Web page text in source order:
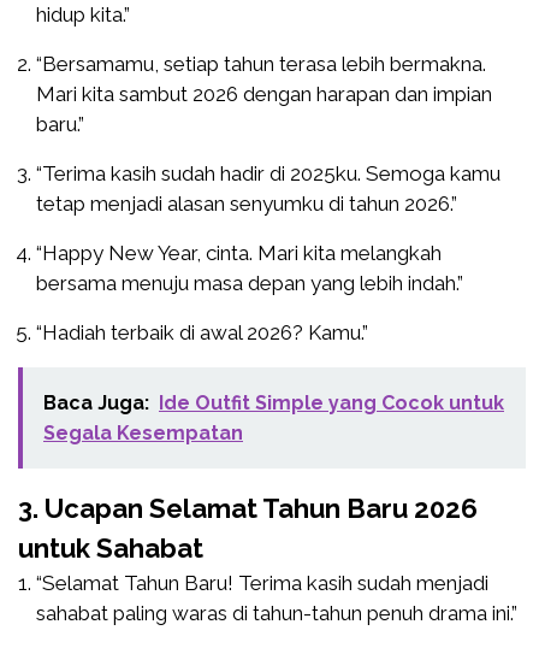
hidup kita.”
“Bersamamu, setiap tahun terasa lebih bermakna.
Mari kita sambut 2026 dengan harapan dan impian
baru.”
“Terima kasih sudah hadir di 2025ku. Semoga kamu
tetap menjadi alasan senyumku di tahun 2026.”
“Happy New Year, cinta. Mari kita melangkah
bersama menuju masa depan yang lebih indah.”
“Hadiah terbaik di awal 2026? Kamu.”
Baca Juga: Ide Outfit Simple yang Cocok untuk
Segala Kesempatan
3. Ucapan Selamat Tahun Baru 2026
untuk Sahabat
“Selamat Tahun Baru! Terima kasih sudah menjadi
sahabat paling waras di tahun-tahun penuh drama ini.”